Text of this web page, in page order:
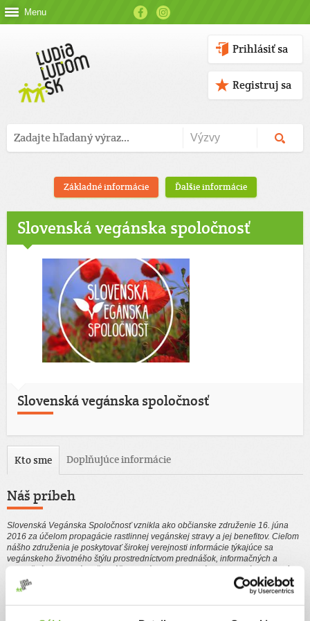
Menu
Prihlásiť sa
Registruj sa
Základné informácie Ďalšie informácie
Slovenská vegánska spoločnosť
Slovenská vegánska spoločnosť
Kto sme Doplňujúce informácie
Náš príbeh
Slovenská Vegánska Spoločnosť vznikla ako občianske združenie 16. júna
2016 za účelom propagácie rastlinnej vegánskej stravy a jej benefitov. Cieľom
nášho združenia je poskytovať širokej verejnosti informácie týkajúce sa
vegánskeho životného štýlu prostredníctvom prednášok, informačných a
nášho združenia je informovať verejnosť o etickej, ekologickej, ale aj
zdravotnej stránke vegánstva. Chceme vybudovať v slovenskej spoločnosti
zdravé povedomie o tomto štýle života a stravovania, aby tak bolo všeobecne